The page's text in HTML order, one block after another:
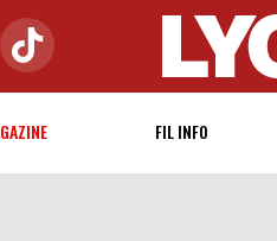
FIL INFO